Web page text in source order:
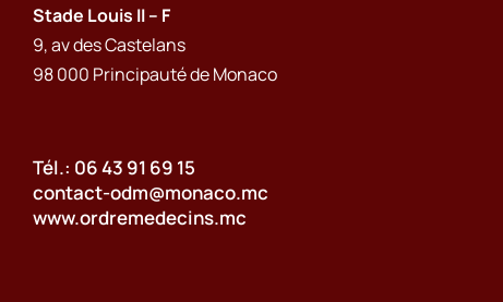
Stade Louis II – F
9, av des Castelans
98 000 Principauté de Monaco
Tél.: 06 43 91 69 15
contact-odm@monaco.mc
www.ordremedecins.mc